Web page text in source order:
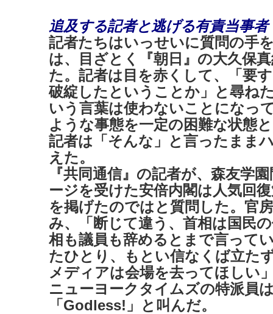
追及する記者と逃げる有責当事者
記者たちはいっせいに質問の手
は、目ざとく『朝日』の大久保
た。記者は目を赤くして、「要
破綻したということか」と尋ね
いう言葉は使わないことになっ
ような事態を一定の困難な状態
記者は「そんな」と言ったまま
えた。
『共同通信』の記者が、森友学
ージを受けた安倍内閣は人気回
を掲げたのではと質問した。官
み、「断じて違う、首相は国民
相も議員も辞めるとまで言って
たひとり、もとい信なくば立た
メディアは会場を去ってほしい
ニューヨークタイムズの特派員
「Godless!」と叫んだ。